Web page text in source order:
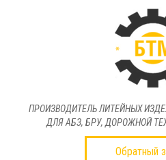
ПРОИЗВОДИТЕЛЬ ЛИТЕЙНЫХ
ДЛЯ АБЗ, БРУ, ДОРОЖНОЙ
Обратный